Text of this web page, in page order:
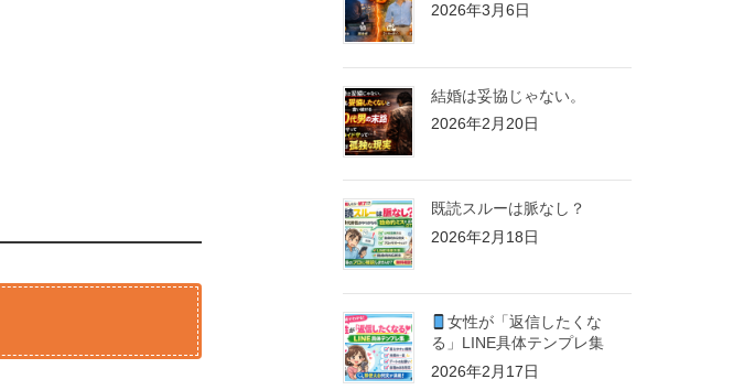
2026年3月6日
結婚は妥協じゃない。
2026年2月20日
既読スルーは脈なし？
2026年2月18日
女性が「返信したくな
る」LINE具体テンプレ集
2026年2月17日